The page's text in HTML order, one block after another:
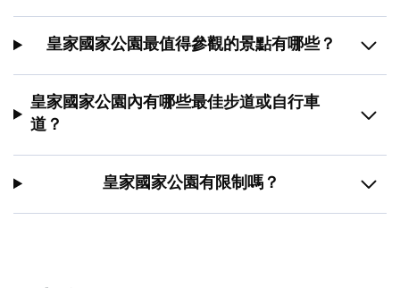
皇家國家公園最值得參觀的景點有哪些？
皇家國家公園內有哪些最佳步道或自行車
道？
皇家國家公園有限制嗎？